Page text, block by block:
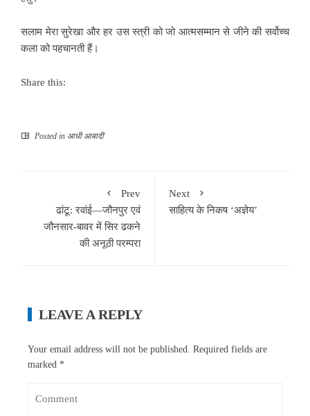
सलाम मेरा सुरेखा और हर उस स्त्री को जो आत्मसम्मान से जीने की सर्वोच्च
कला को पहचानती हैं।
Share this:
Posted in आधी आबादी
Prev
ढांटू: रवांई—जौनपुर एवं
जौनसार-बावर में सिर ढकने
की अनूठी परम्‍परा
Next
साहित्य के निकष ‘अज्ञेय’
LEAVE A REPLY
Your email address will not be published. Required fields are
marked *